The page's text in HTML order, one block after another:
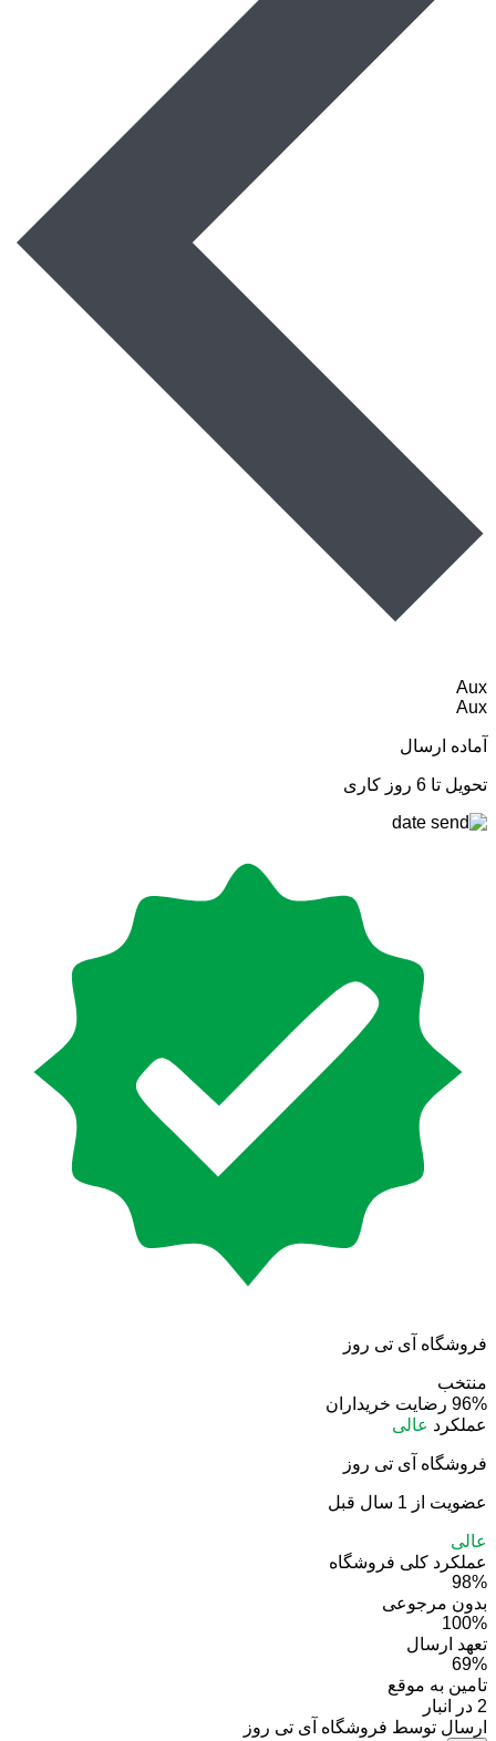
Aux
Aux
آماده ارسال
تحویل تا 6 روز کاری
فروشگاه آی تی روز
منتخب
96% رضایت خریداران
عملکرد عالی
فروشگاه آی تی روز
عضویت از 1 سال قبل
عالی
عملکرد کلی فروشگاه
98%
بدون مرجوعی
100%
تعهد ارسال
69%
تامین به موقع
2 در انبار
ارسال توسط فروشگاه آی تی روز